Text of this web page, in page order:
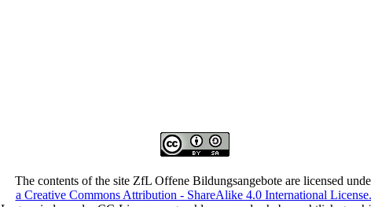
The contents of the site ZfL Offene Bildungsangebote are licensed
a Creative Commons Attribution - ShareAlike 4.0 International License.